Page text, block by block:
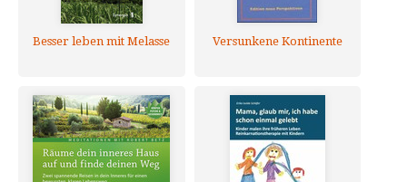
Besser leben mit Melasse Versunkene Kontinente